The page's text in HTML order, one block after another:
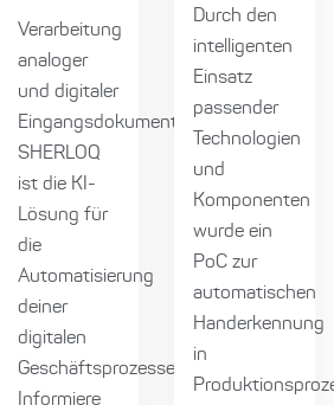
Generative KI Data
Verarbeitung
analoger
und digitaler
Eingangsdokumente:
SHERLOQ
ist die KI-
Lösung für
die
Automatisierung
deiner
digitalen
Geschäftsprozesse.
Informiere
Durch den
intelligenten
Einsatz
passender
Technologien
und
Komponenten
wurde ein
PoC zur
automatischen
Handerkennung
in